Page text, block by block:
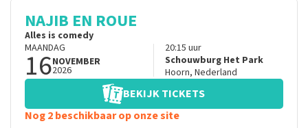
NAJIB EN ROUE
Alles is comedy
MAANDAG
16NOVEMBER
2026
20:15 uur
Schouwburg Het Park
Hoorn, Nederland
BEKIJK TICKETS
Nog 2 beschikbaar op onze site